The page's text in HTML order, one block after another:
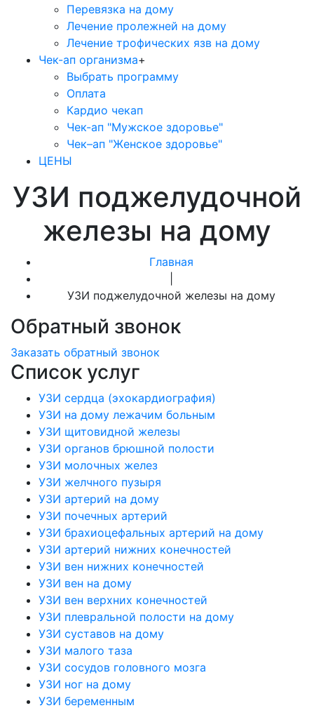
Перевязка на дому
Лечение пролежней на дому
Лечение трофических язв на дому
Чек-ап организма+
Выбрать программу
Оплата
Кардио чекап
Чек-ап "Мужское здоровье"
Чек–ап "Женское здоровье"
ЦЕНЫ
УЗИ поджелудочной
железы на дому
Главная
УЗИ поджелудочной железы на дому
Обратный звонок
Заказать обратный звонок
Список услуг
УЗИ сердца (эхокардиография)
УЗИ на дому лежачим больным
УЗИ щитовидной железы
УЗИ органов брюшной полости
УЗИ молочных желез
УЗИ желчного пузыря
УЗИ артерий на дому
УЗИ почечных артерий
УЗИ брахиоцефальных артерий на дому
УЗИ артерий нижних конечностей
УЗИ вен нижних конечностей
УЗИ вен на дому
УЗИ вен верхних конечностей
УЗИ плевральной полости на дому
УЗИ суставов на дому
УЗИ малого таза
УЗИ сосудов головного мозга
УЗИ ног на дому
УЗИ беременным